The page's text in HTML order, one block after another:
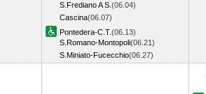
S.Frediano A S. (06.04)
Cascina(06.07)
Pontedera-C.T.(06.13)
S.Romano-Montopoli(06.21)
S.Miniato-Fucecchio(06.27)